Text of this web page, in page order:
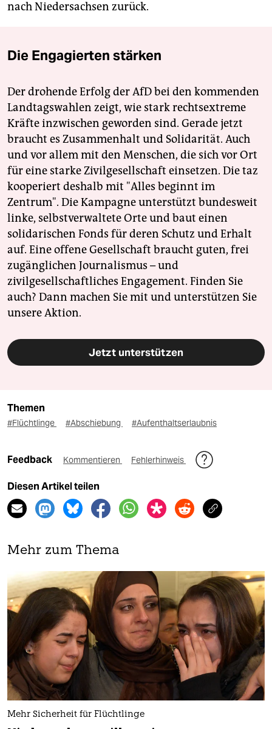
nach Niedersachsen zurück.
Die Engagierten stärken
Der drohende Erfolg der AfD bei den kommenden
Landtagswahlen zeigt, wie stark rechtsextreme
Kräfte inzwischen geworden sind. Gerade jetzt
braucht es Zusammenhalt und Solidarität. Auch
und vor allem mit den Menschen, die sich vor Ort
für eine starke Zivilgesellschaft einsetzen. Die taz
kooperiert deshalb mit "Alles beginnt im
Zentrum". Die Kampagne unterstützt bundesweit
linke, selbstverwaltete Orte und baut einen
solidarischen Fonds für deren Schutz und Erhalt
auf. Eine offene Gesellschaft braucht guten, frei
zugänglichen Journalismus – und
zivilgesellschaftliches Engagement. Finden Sie
auch? Dann machen Sie mit und unterstützen Sie
unsere Aktion.
Jetzt unterstützen
Themen
#Flüchtlinge #Abschiebung #Aufenthaltserlaubnis
Feedback Kommentieren Fehlerhinweis
Diesen Artikel teilen
Mehr zum Thema
Mehr Sicherheit für Flüchtlinge